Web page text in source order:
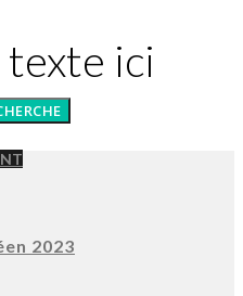
2023
ici